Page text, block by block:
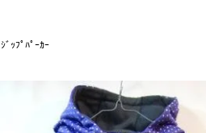
ｼﾞｯﾌﾟﾊﾟｰｶｰ